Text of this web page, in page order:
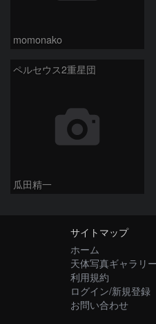
momonako
ペルセウス2重星団
瓜田精一
サイトマップ
ホーム
天体写真ギャラリ
利用規約
ログイン/新規登録
お問い合わせ